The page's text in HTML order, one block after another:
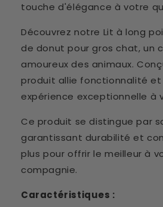
touche d'élégance à votre
Découvrez notre Lit à long
de donut pour gros chat, un
amoureux des animaux.
produit allie fonctionnalité
expérience exceptionnelle à
Ce produit se distingue par
garantissant durabilité et
plus pour offrir le meilleur à
compagnie.
Caractéristiques :